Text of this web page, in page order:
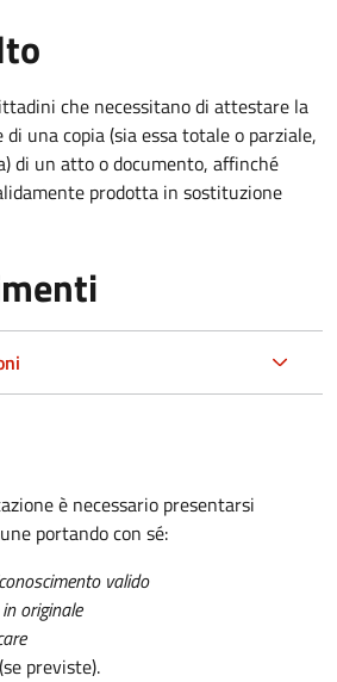
che necessitano di attestare la
una copia (sia essa totale o parziale,
di un atto o documento, affinché
prodotta in sostituzione
è necessario presentarsi
portando con sé:
valido
originale
(se previste).